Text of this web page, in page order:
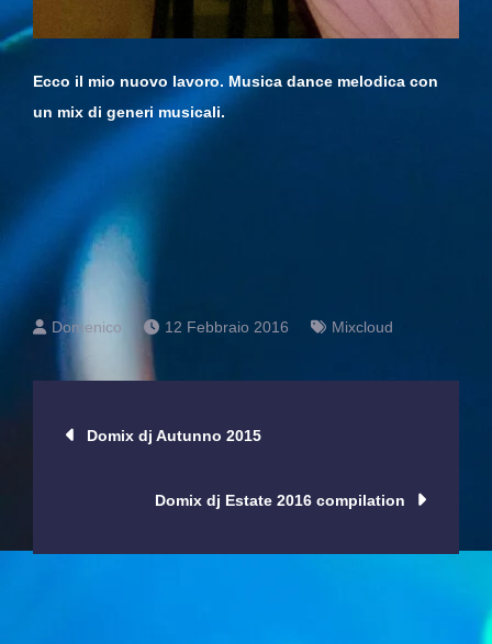
Ecco il mio nuovo lavoro. Musica dance melodica con
un mix di generi musicali.
12 Febbraio 2016 Mixcloud
Navigazione
articoli
Domix dj Autunno 2015
Domix dj Estate 2016 compilation